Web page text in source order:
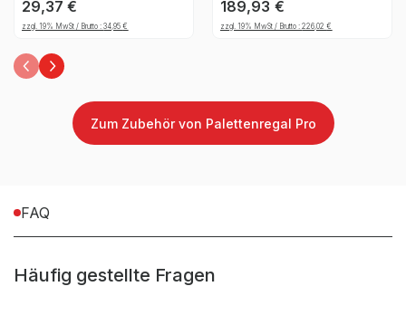
Anlieferart
Befestigungsart
verzinkt, inkl. Kleinteile
29,37€
zzgl. 19% MwSt / Brutto :34,95€
189,93 €
zzgl. 19% MwSt / Brutto :226,02€
Zum Zubehör von Palettenregal Pro
FAQ
Häufig gestellte Fragen